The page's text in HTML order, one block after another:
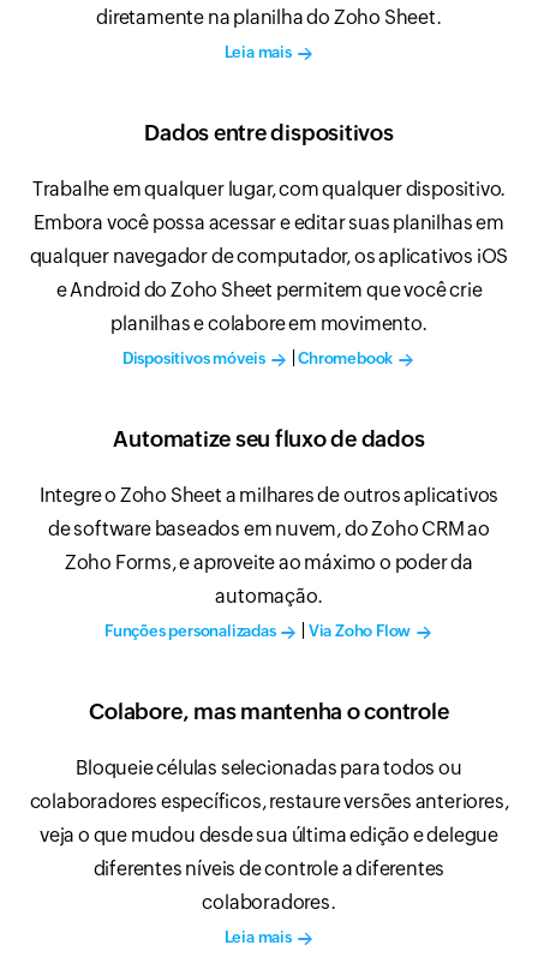
diretamente na planilha do Zoho Sheet.
Leia mais
Dados entre dispositivos
Trabalhe em qualquer lugar, com qualquer dispositivo.
Embora você possa acessar e editar suas planilhas em
qualquer navegador de computador, os aplicativos iOS
e Android do Zoho Sheet permitem que você crie
planilhas e colabore em movimento.
Dispositivos móveis |Chromebook
Automatize seu fluxo de dados
Integre o Zoho Sheet a milhares de outros aplicativos
de software baseados em nuvem, do Zoho CRM ao
Zoho Forms, e aproveite ao máximo o poder da
automação.
Funções personalizadas | Via Zoho Flow
Colabore, mas mantenha o controle
Bloqueie células selecionadas para todos ou
colaboradores específicos, restaure versões anteriores,
veja o que mudou desde sua última edição e delegue
diferentes níveis de controle a diferentes
colaboradores.
Leia mais